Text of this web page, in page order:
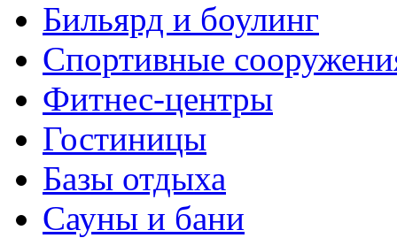
Бильярд и боулинг
Спортивные
Фитнес-центры
Гостиницы
Базы отдыха
Сауны и бани